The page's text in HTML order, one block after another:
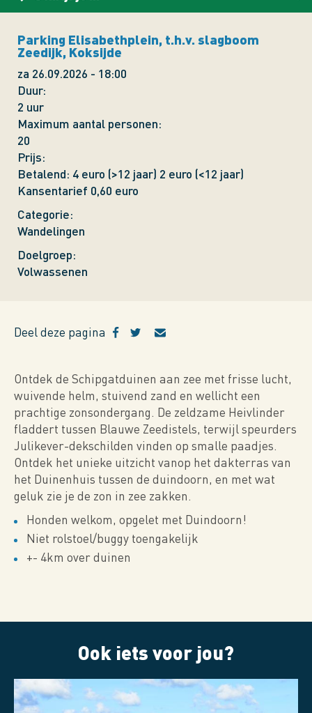
Parking Elisabethplein, t.h.v. slagboom
Zeedijk, Koksijde
za 26.09.2026 - 18:00
Duur
2 uur
Maximum aantal personen
20
Prijs
Betalend: 4 euro (>12 jaar) 2 euro (<12 jaar)
Kansentarief 0,60 euro
Categorie
Wandelingen
Doelgroep
Volwassenen
Deel deze pagina
Ontdek de Schipgatduinen aan zee met frisse lucht,
wuivende helm, stuivend zand en wellicht een
prachtige zonsondergang. De zeldzame Heivlinder
fladdert tussen Blauwe Zeedistels, terwijl speurders
Julikever-dekschilden vinden op smalle paadjes.
Ontdek het unieke uitzicht vanop het dakterras van
het Duinenhuis tussen de duindoorn, en met wat
geluk zie je de zon in zee zakken.
Honden welkom, opgelet met Duindoorn!
Niet rolstoel/buggy toengakelijk
+- 4km over duinen
Ook iets voor jou?